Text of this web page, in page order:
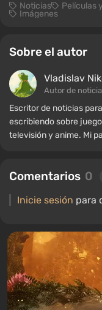
Noticias Películas
Imágenes
Sobre el autor
Vladislav
Autor de
Escritor de noticias
escribiendo sobre
televisión y anime. Mi
títulos favoritos de
Comentarios 0
Inicie sesión para